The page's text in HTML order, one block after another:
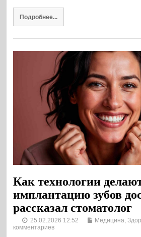
Подробнее...
Как технологии
имплантацию зубов
рассказал стоматолог
25.02.2026 12:52 Медицина,
комментариев